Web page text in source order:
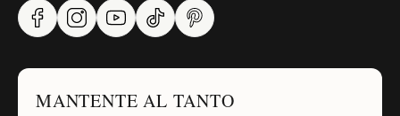
MANTENTE AL TANTO